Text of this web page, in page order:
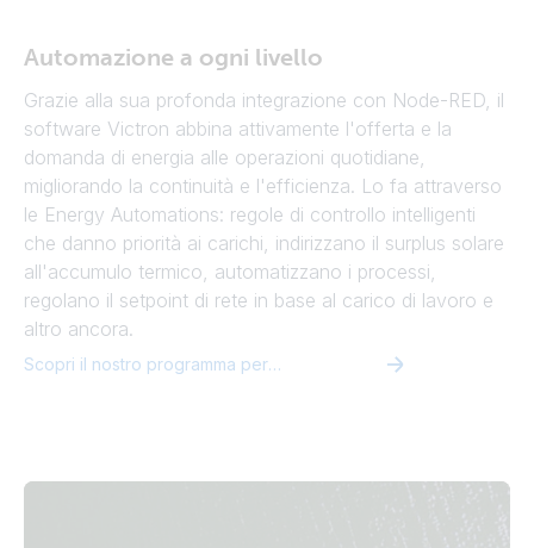
Automazione a ogni livello
Grazie alla sua profonda integrazione con Node-RED, il
software Victron abbina attivamente l'offerta e la
domanda di energia alle operazioni quotidiane,
migliorando la continuità e l'efficienza. Lo fa attraverso
le Energy Automations: regole di controllo intelligenti
che danno priorità ai carichi, indirizzano il surplus solare
all'accumulo termico, automatizzano i processi,
regolano il setpoint di rete in base al carico di lavoro e
altro ancora.
Scopri il nostro programma per integratori software